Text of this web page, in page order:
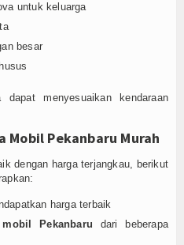
untuk keluarga
besar
menyesuaikan kendaraan
Mobil Pekanbaru Murah
dengan harga terjangkau, berikut
harga terbaik
Pekanbaru dari beberapa